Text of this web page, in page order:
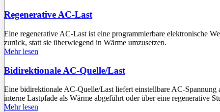
Regenerative AC-Last
Eine regenerative AC-Last ist eine programmierbare elektronische
zurück, statt sie überwiegend in Wärme umzusetzen.
Mehr lesen
Bidirektionale AC-Quelle/Last
Eine bidirektionale AC-Quelle/Last liefert einstellbare AC-
interne Lastpfade als Wärme abgeführt oder über eine regenerative
Mehr lesen